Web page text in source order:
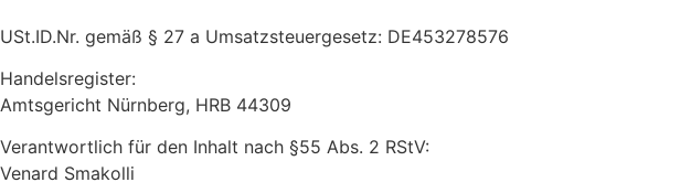
USt.ID.Nr. gemäß § 27 a Umsatzsteuergesetz: DE453278576
Handelsregister:
Amtsgericht Nürnberg, HRB 44309
Verantwortlich für den Inhalt nach §55 Abs. 2 RStV:
Venard Smakolli